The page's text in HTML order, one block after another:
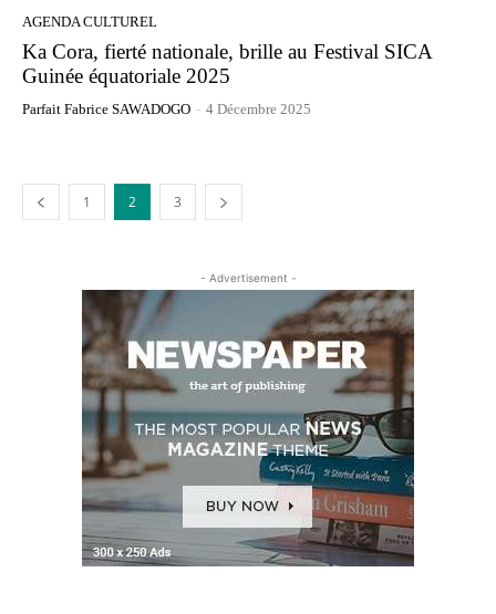
AGENDA CULTUREL
Ka Cora, fierté nationale, brille au Festival SICA
Guinée équatoriale 2025
Parfait Fabrice SAWADOGO - 4 Décembre 2025
1 2 3
- Advertisement -